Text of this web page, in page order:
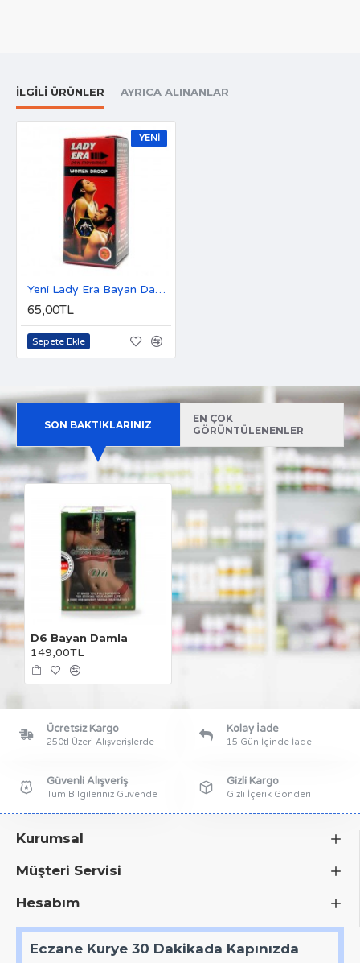
İLGILI ÜRÜNLER AYRICA ALINANLAR
YENI
Yeni Lady Era Bayan Damla
65,00TL
Sepete Ekle
SON BAKTIKLARINIZ
EN ÇOK
GÖRÜNTÜLENENLER
D6 Bayan Damla
149,00TL
Ücretsiz Kargo
250tl Üzeri Alışverişlerde
Kolay İade
15 Gün İçinde İade
Güvenli Alışveriş
Tüm Bilgileriniz Güvende
Gizli Kargo
Gizli İçerik Gönderi
Kurumsal
Müşteri Servisi
Hesabım
Eczane Kurye 30 Dakikada Kapınızda